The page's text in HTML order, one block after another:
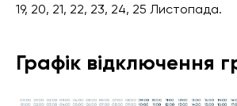
19, 20, 21, 22, 23, 24, 25 Листопада.
Графік відключення